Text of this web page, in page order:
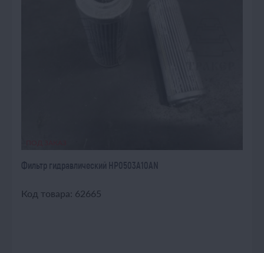
Фильтр гидравлический HP0503A10AN
Код товара: 62665